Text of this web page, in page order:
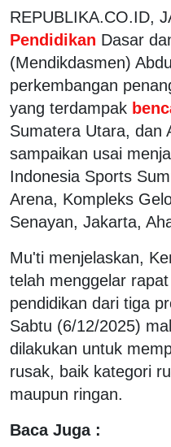
REPUBLIKA.CO.ID,
Pendidikan Dasar
(Mendikdasmen)
perkembangan
yang terdampak
Sumatera Utara, dan
sampaikan usai
Indonesia Sports
Arena, Kompleks
Senayan, Jakarta,
Mu'ti menjelaskan,
telah menggelar
pendidikan dari tiga
Sabtu (6/12/2025)
dilakukan untuk
rusak, baik kategori
maupun ringan.
Baca Juga :